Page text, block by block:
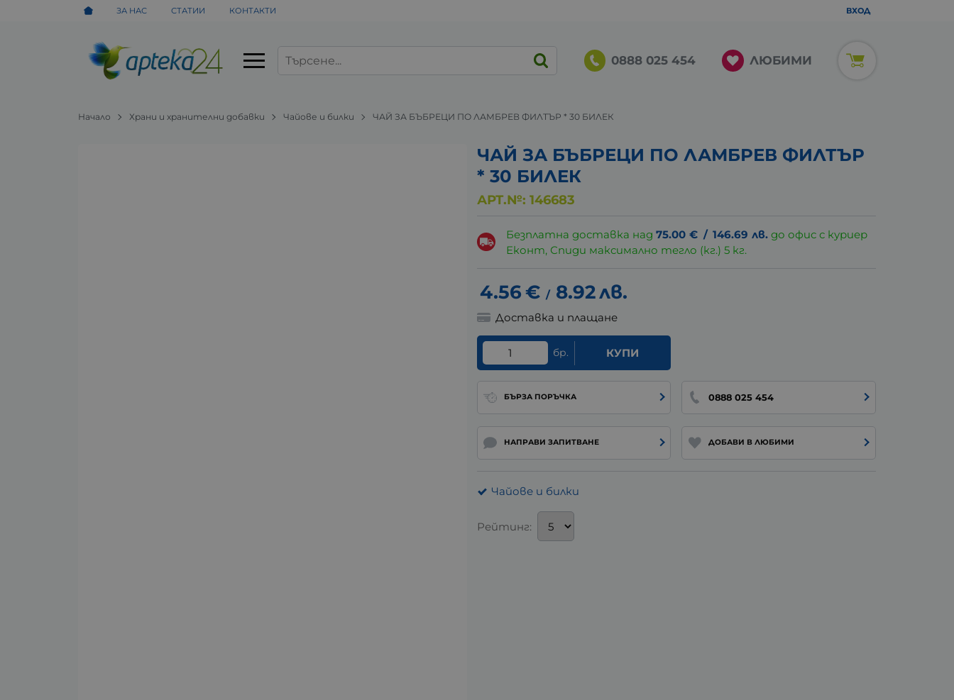
ЗА НАС СТАТИИ КОНТАКТИ ВХОД
0888 025 454 ЛЮБИМИ
Начало Храни и хранителни добавки Чайове и билки ЧАЙ ЗА БЪБРЕЦИ ПО ЛАМБРЕВ ФИЛТЪР * 30 БИЛЕК
ЧАЙ ЗА БЪБРЕЦИ ПО ЛАМБРЕВ ФИЛТЪР
* 30 БИЛЕК
АРТ.№: 146683
Безплатна доставка над75.00 € / 146.69 лв. до офис с куриер
Еконт, Спиди максимално тегло (кг.) 5 кг.
4.56€ / 8.92лв.
Доставка и плащане
бр. КУПИ
БЪРЗА ПОРЪЧКА 0888 025 454
НАПРАВИ ЗАПИТВАНЕ ДОБАВИ В ЛЮБИМИ
Чайове и билки
Рейтинг: